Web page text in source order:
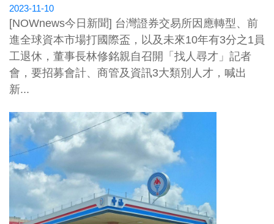
2023-11-10
[NOWnews今日新聞] 台灣證券交易所因應轉型、前
進全球資本市場打國際盃，以及未來10年有3分之1員
工退休，董事長林修銘親自召開「找人尋才」記者
會，要招募會計、商管及資訊3大類別人才，喊出
新...